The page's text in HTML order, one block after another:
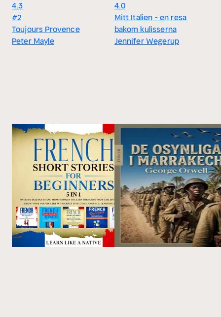
4.3
#2
Toujours Provence
Peter Mayle
4.0
Mitt Italien - en resa
bakom kulisserna
Jennifer Wegerup